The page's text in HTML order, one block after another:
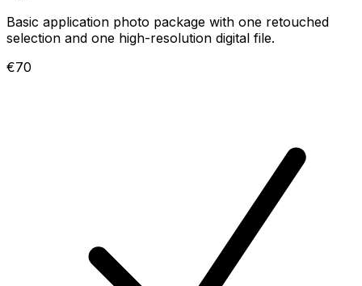
Basic application photo package with one retouched
selection and one high-resolution digital file.
€70